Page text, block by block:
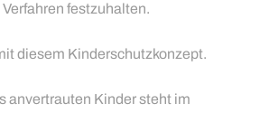
festzuhalten.
diesem Kinderschutzkonzept.
anvertrauten Kinder steht im